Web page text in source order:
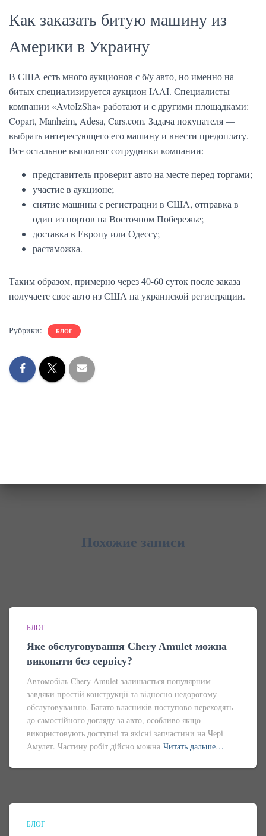
Как заказать битую машину из
Америки в Украину
В США есть много аукционов с б/у авто, но именно на
битых специализируется аукцион IAAI. Специалисты
компании «AvtoIzSha» работают и с другими площадками:
Copart, Manheim, Adesa, Cars.com. Задача покупателя —
выбрать интересующего его машину и внести предоплату.
Все остальное выполнят сотрудники компании:
представитель проверит авто на месте перед торгами;
участие в аукционе;
снятие машины с регистрации в США, отправка в
один из портов на Восточном Побережье;
доставка в Европу или Одессу;
растаможка.
Таким образом, примерно через 40-60 суток после заказа
получаете свое авто из США на украинской регистрации.
Рубрики: БЛОГ
Похожие записи
БЛОГ
Яке обслуговування Chery Amulet можна
виконати без сервісу?
Автомобіль Chery Amulet залишається популярним
завдяки простій конструкції та відносно недорогому
обслуговуванню. Багато власників поступово переходять
до самостійного догляду за авто, особливо якщо
використовують доступні та якісні запчастини на Чері
Амулет. Частину робіт дійсно можна Читать дальше…
БЛОГ